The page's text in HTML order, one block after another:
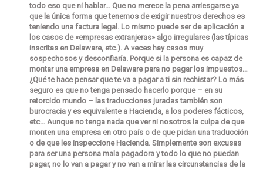
todo eso que ni hablar… Que no merece la pena arriesgarse ya
que la única forma que tenemos de exigir nuestros derechos es
teniendo una factura legal. Lo mismo puede ser de aplicación a
los casos de «empresas extranjeras» algo irregulares (las típicas
inscritas en Delaware, etc.). A veces hay casos muy
sospechosos y desconfiaría. Porque si la persona es capaz de
montar una empresa en Delaware para no pagar los impuestos…
¿Qué te hace pensar que te va a pagar a ti sin rechistar? Lo más
seguro es que no tenga pensado hacerlo porque – en su
retorcido mundo – las traducciones juradas también son
burocracia y es equivalente a Hacienda, a los poderes fácticos,
etc… Aunque no tenga nada que ver ni nosotros la culpa de que
monten una empresa en otro país o de que pidan una traducción
o de que les inspeccione Hacienda. Simplemente son excusas
para ser una persona mala pagadora y todo lo que no puedan
pagar, no lo van a pagar y no van a mirar las circunstancias de la